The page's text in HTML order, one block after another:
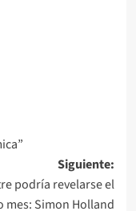
Siguiente:
podría revelarse el
mes: Simon Holland